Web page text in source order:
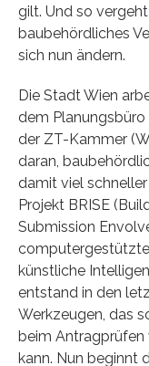
gilt. Und so
baubehördliches
sich nun ändern.
Die Stadt Wien
dem Planungsbüro
der ZT-Kammer
daran,
damit viel
Projekt BRISE
Submission
künstliche
entstand in den
Werkzeugen, das
beim
kann. Nun beginnt